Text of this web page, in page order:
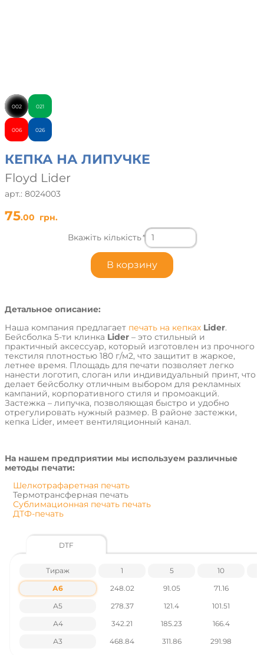
002
006
021
026
КЕПКА НА ЛИПУЧКЕ
Floyd Lider
арт.: 8024003
75.00 грн.
Вкажіть кількість*
Детальное описание:
Наша компания предлагает печать на кепках Lider.
Бейсболка 5-ти клинка Lider – это стильный и
практичный аксессуар, который изготовлен из прочного
текстиля плотностью 180 г/м2, что защитит в жаркое,
летнее время. Площадь для печати позволяет легко
нанести логотип, слоган или индивидуальный принт, что
делает бейсболку отличным выбором для рекламных
кампаний, корпоративного стиля и промоакций.
Застежка – липучка, позволяющая быстро и удобно
отрегулировать нужный размер. В районе застежки,
кепка Lider, имеет вентиляционный канал.
На нашем предприятии мы используем различные
методы печати:
Шелкотрафаретная печать
Термотрансферная печать
Сублимационная печать печать
ДТФ-печать
Подробнее о печати на кепках
Характеристики товара:
Материал: Хлопок 100%
Плотность: 180 г/м2
Застежка: Липучка
Количество в упаковке: 50 шт
В корзину
DTF
Тираж 1 5
10
А6
248.02 91.05 71.16
А5
278.37 121.4 101.51
А4
342.21 185.23 166.4
А3
468.84 311.86 291.98